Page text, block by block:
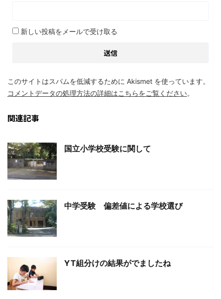
新しい投稿をメールで受け取る
このサイトはスパムを低減するために Akismet を使っています。
コメントデータの処理方法の詳細はこちらをご覧ください。
関連記事
国立小学校受験に関して
中学受験 偏差値による学校選び
YT組分けの結果がでましたね